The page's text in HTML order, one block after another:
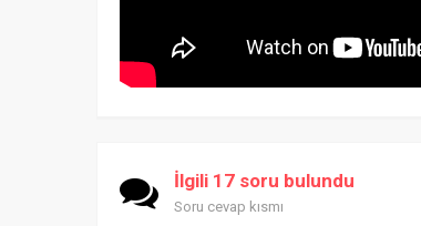
İlgili 17 soru bulundu
Soru cevap kısmı